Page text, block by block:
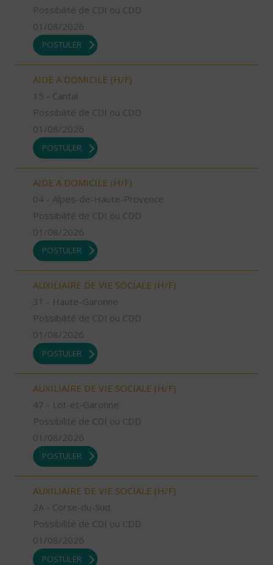
Possibilité de CDI ou CDD
01/08/2026
POSTULER
AIDE A DOMICILE (H/F)
15 - Cantal
Possibilité de CDI ou CDD
01/08/2026
POSTULER
AIDE A DOMICILE (H/F)
04 - Alpes-de-Haute-Provence
Possibilité de CDI ou CDD
01/08/2026
POSTULER
AUXILIAIRE DE VIE SOCIALE (H/F)
31 - Haute-Garonne
Possibilité de CDI ou CDD
01/08/2026
POSTULER
AUXILIAIRE DE VIE SOCIALE (H/F)
47 - Lot-et-Garonne
Possibilité de CDI ou CDD
01/08/2026
POSTULER
AUXILIAIRE DE VIE SOCIALE (H/F)
2A - Corse-du-Sud
Possibilité de CDI ou CDD
01/08/2026
POSTULER